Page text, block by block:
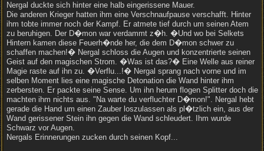
Nergal duckte sich hinter eine halb eingerissene Mauer.
Die anderen Krieger hatten ihm eine Verschnaufpause verschafft. Hinter
ihm tobte immer noch der Kampf. Er atmete tief durch um seinen Atem
zu beruhigen. Der D�mon war verdammt z�h. �Und wo bei Selkets
Hintern kamen diese Feuerh�nde her, die dem D�mon schwer zu
schaffen machen!� Nergal schloss die Augen und konzentrierte seinen
Geist auf den magischen Strom. �Was ist das?� Eine Welle aus reiner
Magie raste auf ihn zu. �Verflu...!� Nergal sprang nach vorne und im
selben Moment lies eine magische Detonation die Wand hinter ihm
zerbersten. Er packte seine Sense. Um ihn herum flogen Splitter doch die
machten ihm nichts aus. "Na warte du verfluchter D�mon!". Nergal hebt
gerade die Hand um einen Zauber loszulassen als pl�tzlich ein, aus der
Wand gerissener Stein ihn gegen die Wand schleudert. Ihm wurde
Schwarz vor Augen.
Nergals Erinnerungen zucken durch seinen Kopf...